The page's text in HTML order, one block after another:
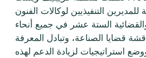
التنفيذيين لوكالات الفنون
الستة عشر في جميع أنحاء
قضايا الصناعة، وتبادل المعرفة
استراتيجيات لزيادة الدعم لهذه